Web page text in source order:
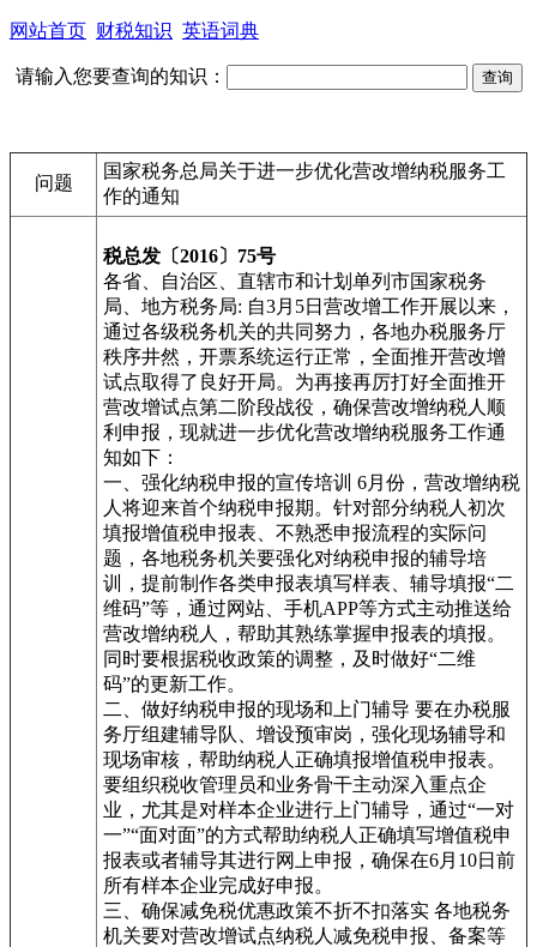
网站首页 财税知识 英语词典
请输入您要查询的知识：
问题
国家税务总局关于进一步优化营改增纳税服务工
作的通知
税总发〔2016〕75号
各省、自治区、直辖市和计划单列市国家税务
局、地方税务局: 自3月5日营改增工作开展以来，
通过各级税务机关的共同努力，各地办税服务厅
秩序井然，开票系统运行正常，全面推开营改增
试点取得了良好开局。为再接再厉打好全面推开
营改增试点第二阶段战役，确保营改增纳税人顺
利申报，现就进一步优化营改增纳税服务工作通
知如下：
一、强化纳税申报的宣传培训 6月份，营改增纳税
人将迎来首个纳税申报期。针对部分纳税人初次
填报增值税申报表、不熟悉申报流程的实际问
题，各地税务机关要强化对纳税申报的辅导培
训，提前制作各类申报表填写样表、辅导填报“二
维码”等，通过网站、手机APP等方式主动推送给
营改增纳税人，帮助其熟练掌握申报表的填报。
同时要根据税收政策的调整，及时做好“二维
码”的更新工作。
二、做好纳税申报的现场和上门辅导 要在办税服
务厅组建辅导队、增设预审岗，强化现场辅导和
现场审核，帮助纳税人正确填报增值税申报表。
要组织税收管理员和业务骨干主动深入重点企
业，尤其是对样本企业进行上门辅导，通过“一对
一”“面对面”的方式帮助纳税人正确填写增值税申
报表或者辅导其进行网上申报，确保在6月10日前
所有样本企业完成好申报。
三、确保减免税优惠政策不折不扣落实 各地税务
机关要对营改增试点纳税人减免税申报、备案等